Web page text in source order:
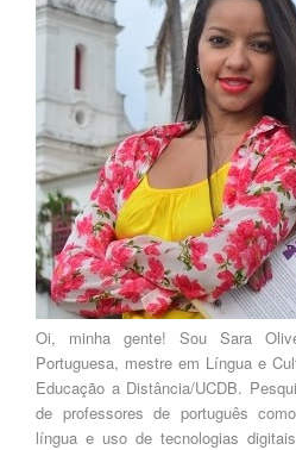
Oi, minha gente! Sou Sara
Portuguesa, mestre em Língua e
Educação a Distância/UCDB.
de professores de português
língua e uso de tecnologias